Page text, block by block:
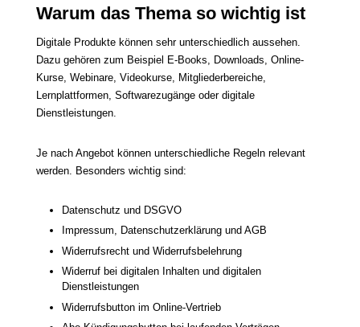
Warum das Thema so wichtig ist
Digitale Produkte können sehr unterschiedlich aussehen.
Dazu gehören zum Beispiel E-Books, Downloads, Online-
Kurse, Webinare, Videokurse, Mitgliederbereiche,
Lernplattformen, Softwarezugänge oder digitale
Dienstleistungen.
Je nach Angebot können unterschiedliche Regeln relevant
werden. Besonders wichtig sind:
Datenschutz und DSGVO
Impressum, Datenschutzerklärung und AGB
Widerrufsrecht und Widerrufsbelehrung
Widerruf bei digitalen Inhalten und digitalen
Dienstleistungen
Widerrufsbutton im Online-Vertrieb